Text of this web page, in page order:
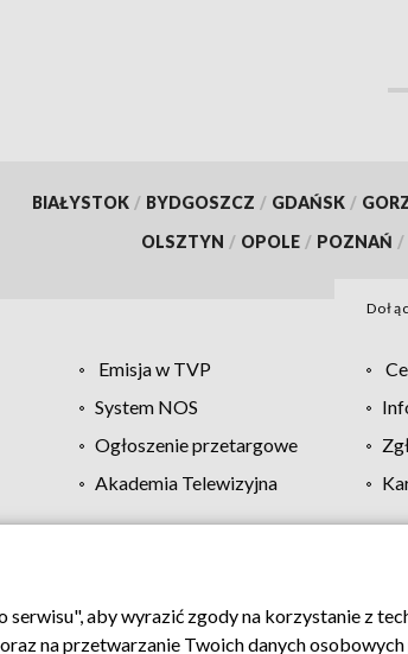
BIAŁYSTOK / BYDGOSZCZ / GDAŃSK /
OLSZTYN / OPOLE / POZNAŃ /
Emisja w TVP
System NOS
Ogłoszenie przetargowe
Akademia Telewizyjna
Regulamin TVP Polityka prywatności
aby wyrazić zgody na korzystanie z
na przetwarzanie Twoich danych